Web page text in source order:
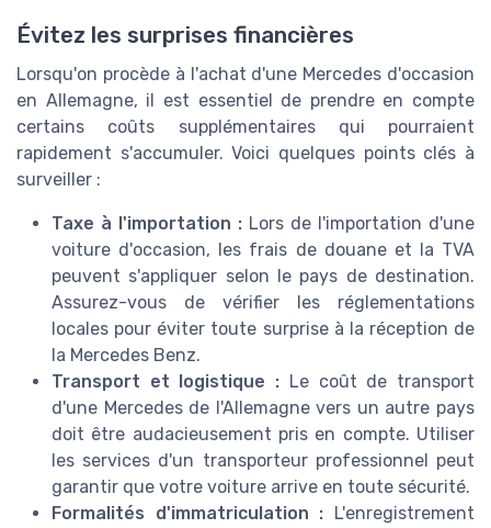
Évitez les surprises financières
Lorsqu'on procède à l'achat d'une Mercedes d'occasion
en Allemagne, il est essentiel de prendre en compte
certains coûts supplémentaires qui pourraient
rapidement s'accumuler. Voici quelques points clés à
surveiller :
Taxe à l'importation : Lors de l'importation d'une
voiture d'occasion, les frais de douane et la TVA
peuvent s'appliquer selon le pays de destination.
Assurez-vous de vérifier les réglementations
locales pour éviter toute surprise à la réception de
la Mercedes Benz.
Transport et logistique : Le coût de transport
d'une Mercedes de l'Allemagne vers un autre pays
doit être audacieusement pris en compte. Utiliser
les services d'un transporteur professionnel peut
garantir que votre voiture arrive en toute sécurité.
Formalités d'immatriculation : L'enregistrement